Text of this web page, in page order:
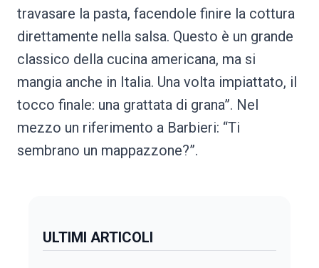
travasare la pasta, facendole finire la cottura
direttamente nella salsa. Questo è un grande
classico della cucina americana, ma si
mangia anche in Italia. Una volta impiattato, il
tocco finale: una grattata di grana”. Nel
mezzo un riferimento a Barbieri: “Ti
sembrano un mappazzone?”.
ULTIMI ARTICOLI